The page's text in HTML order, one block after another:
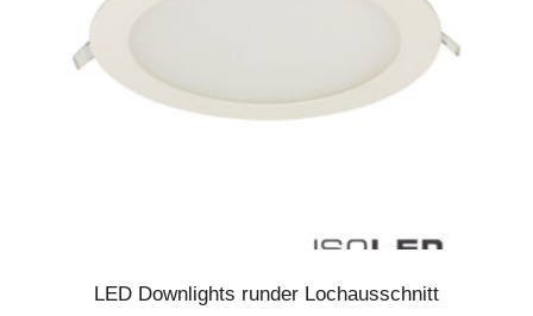
LED Downlights runder Lochausschnitt